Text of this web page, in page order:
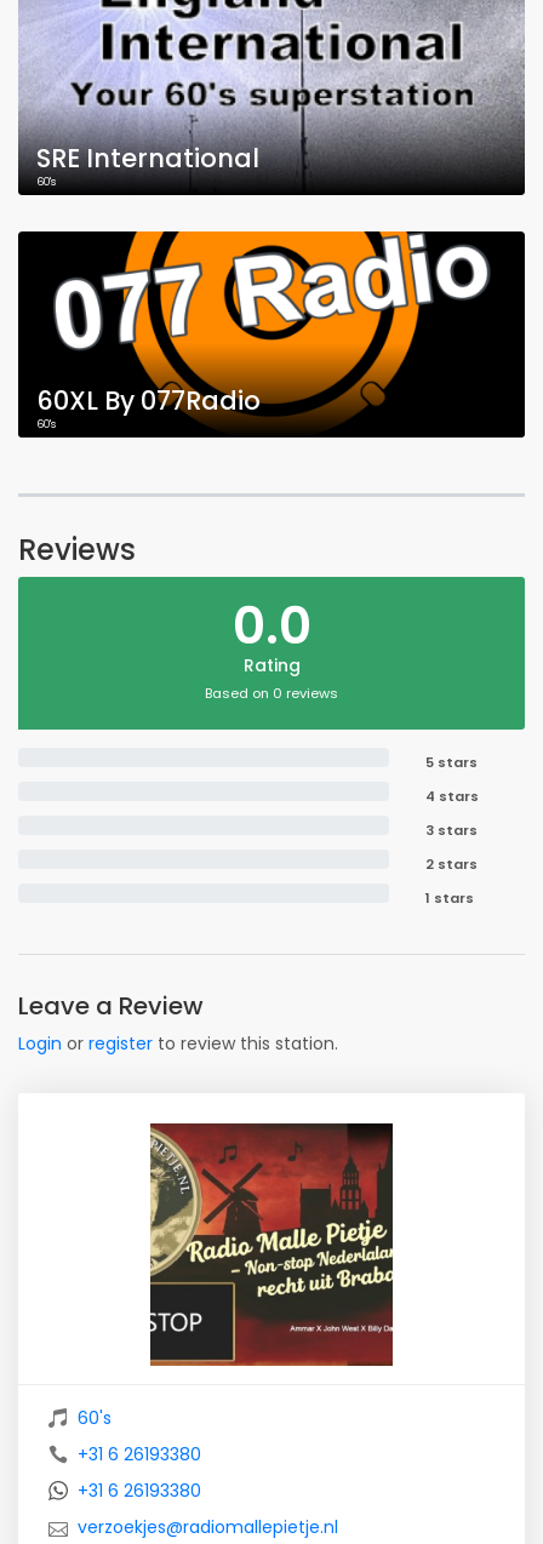
SRE International
60's
60XL By 077Radio
60's
Reviews
0.0
Rating
Based on 0 reviews
5 stars
4 stars
3 stars
2 stars
1 stars
Leave a Review
Login or register to review this station.
60's
+31 6 26193380
+31 6 26193380
verzoekjes@radiomallepietje.nl